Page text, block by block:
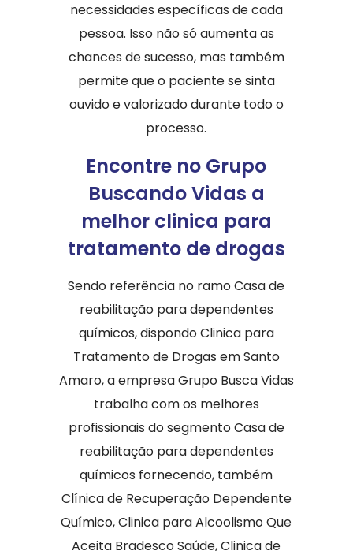
necessidades específicas de cada
pessoa. Isso não só aumenta as
chances de sucesso, mas também
permite que o paciente se sinta
ouvido e valorizado durante todo o
processo.
Encontre no Grupo
Buscando Vidas a
melhor clinica para
tratamento de drogas
Sendo referência no ramo Casa de
reabilitação para dependentes
químicos, dispondo Clinica para
Tratamento de Drogas em Santo
Amaro, a empresa Grupo Busca Vidas
trabalha com os melhores
profissionais do segmento Casa de
reabilitação para dependentes
químicos fornecendo, também
Clínica de Recuperação Dependente
Químico, Clinica para Alcoolismo Que
Aceita Bradesco Saúde, Clinica de